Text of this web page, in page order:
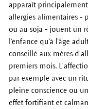
apparaît principalement
allergies alimentaires -
ou au soja - jouent un
l'enfance qu'à l'âge
conseillé aux mères
premiers mois.
par exemple avec un
pleine conscience ou
effet fortifiant et